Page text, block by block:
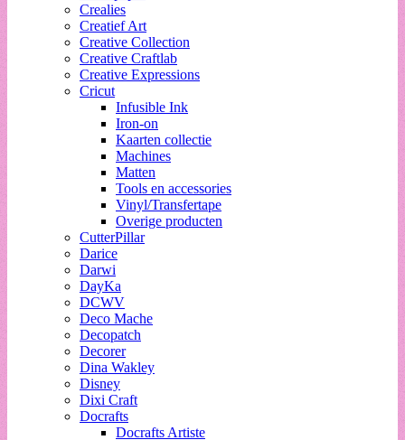
Crealies
Creatief Art
Creative Collection
Creative Craftlab
Creative Expressions
Cricut
Infusible Ink
Iron-on
Kaarten collectie
Machines
Matten
Tools en accessories
Vinyl/Transfertape
Overige producten
CutterPillar
Darice
Darwi
DayKa
DCWV
Deco Mache
Decopatch
Decorer
Dina Wakley
Disney
Dixi Craft
Docrafts
Docrafts Artiste